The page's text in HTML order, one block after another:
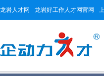
龙岩人才网 龙岩好工作人才网官网